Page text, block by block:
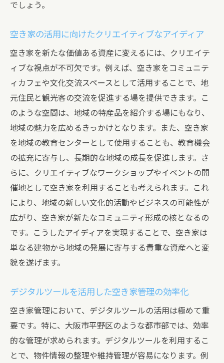
でしょう。
空き家の活用に向けたクリエイティブなアイディア
空き家を新たな価値ある資産に変えるには、クリエイテ
ィブな視点が不可欠です。例えば、空き家をコミュニテ
ィカフェや文化交流スペースとして活用することで、地
元住民と観光客の交流を促進する場を提供できます。こ
のような空間は、地域の特産品を紹介する場にもなり、
地域の魅力を広めるきっかけとなります。また、空き家
を地域の教育センターとして使用することも、教育機会
の拡充に寄与し、長期的な地域の成長を促進します。さ
らに、クリエイティブなワークショップやイベントの開
催地として空き家を利用することも考えられます。これ
により、地域の新しい文化的活動やビジネスの可能性が
広がり、空き家が新たなコミュニティ形成の核となるの
です。こうしたアイディアを実現することで、空き家は
単なる建物から地域の発展に寄与する貴重な資産へと変
貌を遂げます。
デジタルツールを活用した空き家管理の効率化
空き家管理において、デジタルツールの活用は極めて重
要です。特に、大阪市平野区のような都市部では、効率
的な管理が求められます。デジタルツールを利用するこ
とで、物件情報の整理や維持管理が容易になります。例